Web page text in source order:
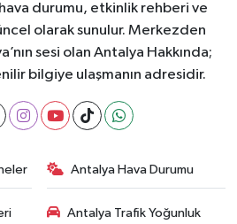
durumu, etkinlik rehberi ve
olarak sunulur. Merkezden
sesi olan Antalya Hakkında;
bilgiye ulaşmanın adresidir.
Antalya Hava Durumu
Antalya Trafik Yoğunluk